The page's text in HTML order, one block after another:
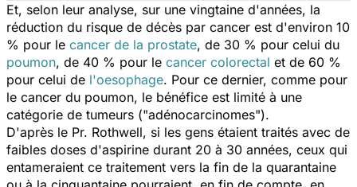
Et, selon leur analyse, sur une vingtaine d'années, la
réduction du risque de décès par cancer est d'environ 10
% pour le cancer de la prostate, de 30 % pour celui du
poumon, de 40 % pour le cancer colorectal et de 60 %
pour celui de l'oesophage. Pour ce dernier, comme pour
le cancer du poumon, le bénéfice est limité à une
catégorie de tumeurs ("adénocarcinomes").
D'après le Pr. Rothwell, si les gens étaient traités avec de
faibles doses d'aspirine durant 20 à 30 années, ceux qui
entameraient ce traitement vers la fin de la quarantaine